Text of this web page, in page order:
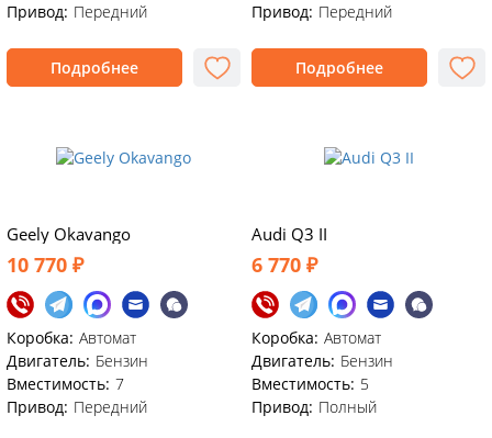
Привод: Передний
Подробнее
Привод: Передний
Подробнее
Geely Okavango
10 770 ₽
Коробка: Автомат
Двигатель: Бензин
Вместимость: 7
Привод: Передний
Audi Q3 II
6 770 ₽
Коробка: Автомат
Двигатель: Бензин
Вместимость: 5
Привод: Полный